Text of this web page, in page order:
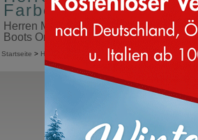
Farbe rosa
Herren Moon Boot Größe 47 Farbe
Boots Online Shop kaufen
Startseite > Herren Moon Boot
Moon Boot®
Icon Glance